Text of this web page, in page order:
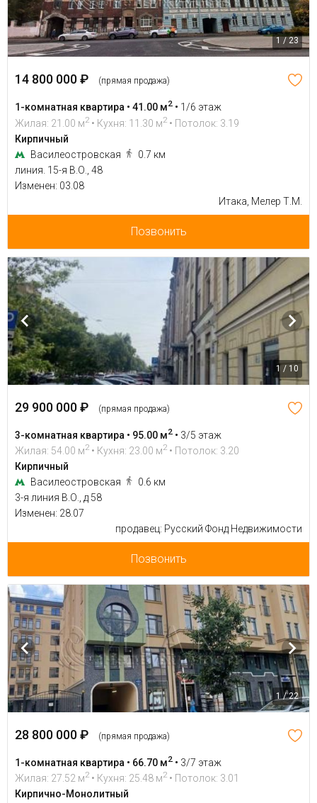
1 / 23
14 800 000 ₽ (прямая продажа)
1-комнатная квартира • 41.00 м2 • 1/6 этаж
Жилая: 21.00 м2 • Кухня: 11.30 м2 • Потолок: 3.19
Кирпичный
Василеостровская
0.7 км
линия. 15-я В.О., 48
Изменен: 03.08
Итака, Мелер Т.М.
Позвонить
1 / 10
29 900 000 ₽ (прямая продажа)
3-комнатная квартира • 95.00 м2 • 3/5 этаж
Жилая: 54.00 м2 • Кухня: 23.00 м2 • Потолок: 3.20
Кирпичный
Василеостровская
0.6 км
3-я линия В.О., д 58
Изменен: 28.07
продавец: Русский Фонд Недвижимости
Позвонить
1 / 22
28 800 000 ₽ (прямая продажа)
1-комнатная квартира • 66.70 м2 • 3/7 этаж
Жилая: 27.52 м2 • Кухня: 25.48 м2 • Потолок: 3.01
Кирпично-Монолитный